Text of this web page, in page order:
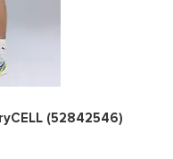
0
(52842546)